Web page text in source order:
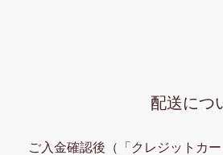
配送につ
ご入金確認後（「クレジットカ